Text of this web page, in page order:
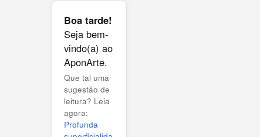
Boa tarde!
Seja bem-
vindo(a) ao
AponArte.
Que tal uma
sugestão de
leitura? Leia
agora:
Profunda